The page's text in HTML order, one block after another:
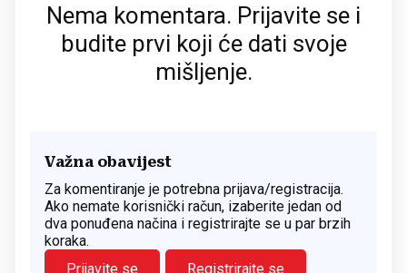
Nema komentara. Prijavite se i
budite prvi koji će dati svoje
mišljenje.
Važna obavijest
Za komentiranje je potrebna prijava/registracija.
Ako nemate korisnički račun, izaberite jedan od
dva ponuđena načina i registrirajte se u par brzih
koraka.
Prijavite se
Registrirajte se